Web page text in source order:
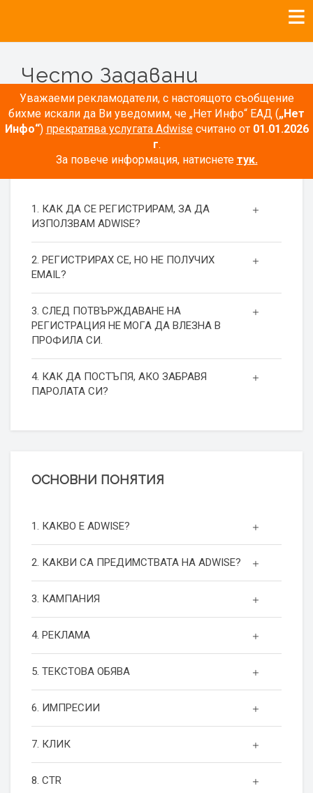
Уважаеми рекламодатели, с настоящото съобщение
бихме искали да Ви уведомим, че „Нет Инфо“ ЕАД („Нет
Инфо“) прекратява услугата Adwiseсчитано от 01.01.2026
г.
За повече информация, натиснете тук.
Често Задавани
Въпроси
РЕГИСТРАЦИЯ
1. КАК ДА СЕ РЕГИСТРИРАМ, ЗА ДА
ИЗПОЛЗВАМ ADWISE?
2. РЕГИСТРИРАХ СЕ, НО НЕ ПОЛУЧИХ
EMAIL?
3. СЛЕД ПОТВЪРЖДАВАНЕ НА
РЕГИСТРАЦИЯ НЕ МОГА ДА ВЛЕЗНА В
ПРОФИЛА СИ.
4. КАК ДА ПОСТЪПЯ, АКО ЗАБРАВЯ
ПАРОЛАТА СИ?
ОСНОВНИ ПОНЯТИЯ
1. КАКВО Е ADWISE?
2. КАКВИ СА ПРЕДИМСТВАТА НА ADWISE?
3. КАМПАНИЯ
4. РЕКЛАМА
5. ТЕКСТОВА ОБЯВА
6. ИМПРЕСИИ
7. КЛИК
8. CTR